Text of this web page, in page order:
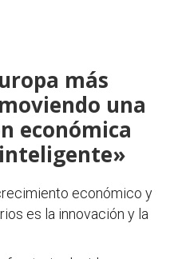
más
una
económica
económico y
es la innovación y la